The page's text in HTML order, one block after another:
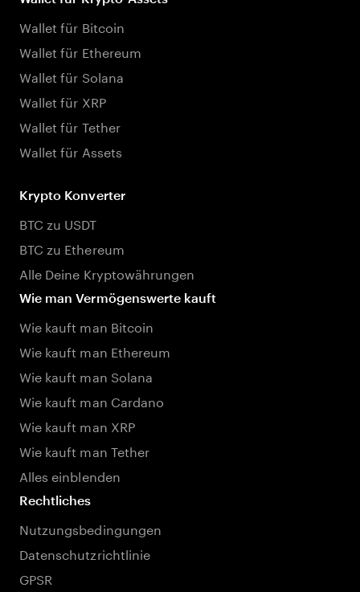
Wallet für Bitcoin
Wallet für Ethereum
Wallet für Solana
Wallet für XRP
Wallet für Tether
Wallet für Assets
Krypto Konverter
BTC zu USDT
BTC zu Ethereum
Alle Deine Kryptowährungen
Wie man Vermögenswerte kauft
Wie kauft man Bitcoin
Wie kauft man Ethereum
Wie kauft man Solana
Wie kauft man Cardano
Wie kauft man XRP
Wie kauft man Tether
Alles einblenden
Rechtliches
Nutzungsbedingungen
Datenschutzrichtlinie
GPSR